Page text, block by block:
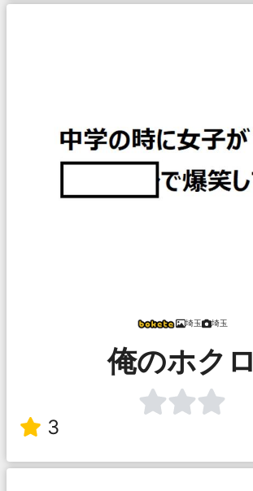
埼玉 埼玉
俺のホクロ
3